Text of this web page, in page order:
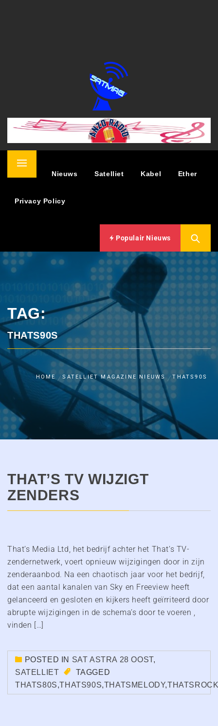
SATELLIET MAGAZINE
NIEUWS OVER TV KIJKEN VIA SATELLIET
Primary
Nieuws Satelliet Kabel Ether
Privacy Policy
Populair Nieuws
TAG:
THATS90S
HOME SATELLIET MAGAZINE NIEUWS THATS90S
THAT’S TV WIJZIGT
ZENDERS
That’s Media Ltd, het bedrijf achter het That’s TV-
zendernetwerk, voert opnieuw wijzigingen door in zijn
zenderaanbod. Na een chaotisch jaar voor het bedrijf,
dat een aantal kanalen van Sky en Freeview heeft
gelanceerd en gesloten en kijkers heeft geïrriteerd door
abrupte wijzigingen in de schema’s door te voeren ,
vinden […]
POSTED IN SAT ASTRA 28 OOST,
SATELLIET
TAGGED
THATS80S,THATS90S,THATSMELODY,